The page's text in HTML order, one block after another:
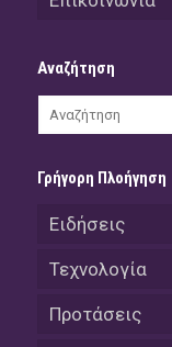
Αναζήτηση
Γρήγορη Πλοήγηση
Ειδήσεις
Τεχνολογία
Προτάσεις